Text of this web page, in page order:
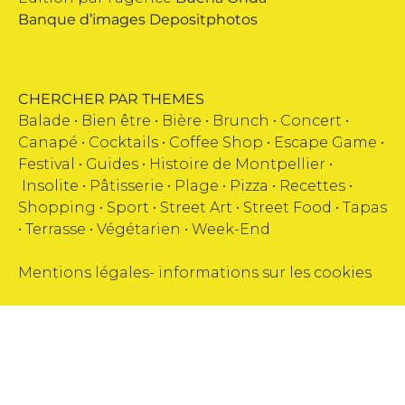
Banque d’images Depositphotos
CHERCHER PAR THEMES
Balade • Bien être • Bière • Brunch • Concert •
Canapé • Cocktails • Coffee Shop • Escape Game •
Festival
• Guides • Histoire de Montpellier •
Insolite • Pâtisserie • Plage • Pizza • Recettes •
Shopping • Sport • Street Art • Street Food • Tapas
• Terrasse • Végétarien • Week-End
Mentions légales- informations sur les cookies